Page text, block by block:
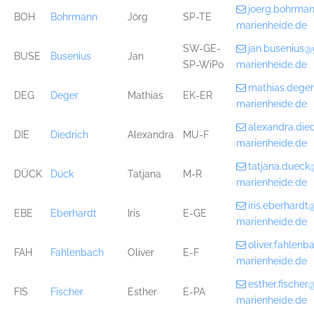
BOH Bohrmann Jörg SP-TE
marienheide.de
BUSE Busenius Jan
SW-GE-
SP-WiPo
marienheide.de
DEG Deger Mathias EK-ER
marienheide.de
DIE Diedrich Alexandra MU-F
marienheide.de
DÜCK Dück Tatjana M-R
marienheide.de
EBE Eberhardt Iris E-GE
marienheide.de
FAH Fahlenbach Oliver E-F
marienheide.de
FIS Fischer Esther E-PA
marienheide.de